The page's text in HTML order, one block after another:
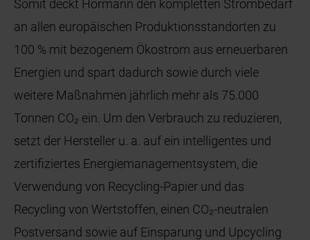
Somit deckt Hörmann den kompletten Strombedarf
an allen europäischen Produktionsstandorten zu
100 % mit bezogenem Ökostrom aus erneuerbaren
Energien und spart dadurch sowie durch viele
weitere Maßnahmen jährlich mehr als 75.000
Tonnen CO₂ ein. Um den Verbrauch zu reduzieren,
setzt der Hersteller u. a. auf ein intelligentes und
zertifiziertes Energiemanagementsystem, die
Verwendung von Recycling-Papier und das
Recycling von Wertstoffen, einen CO₂-neutralen
Postversand sowie auf Einsparung und Upcycling